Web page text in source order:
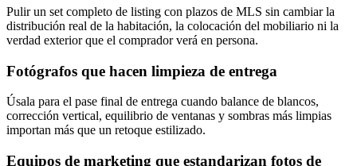
Pulir un set completo de listing con plazos de MLS sin cambiar la
distribución real de la habitación, la colocación del mobiliario ni la
verdad exterior que el comprador verá en persona.
Fotógrafos que hacen limpieza de entrega
Úsala para el pase final de entrega cuando balance de blancos,
corrección vertical, equilibrio de ventanas y sombras más limpias
importan más que un retoque estilizado.
Equipos de marketing que estandarizan fotos de